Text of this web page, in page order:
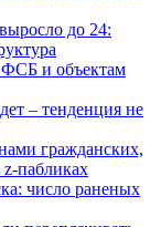
до 24:
и объектам
– тенденция не
гражданских,
пабликах
число раненых